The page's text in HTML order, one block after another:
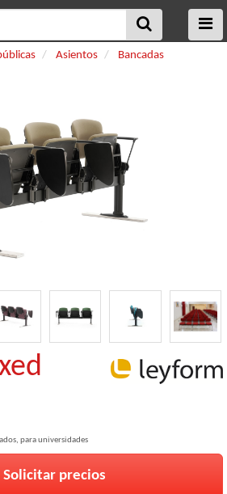
Asientos
Bancadas
para universidades
Solicitar precios